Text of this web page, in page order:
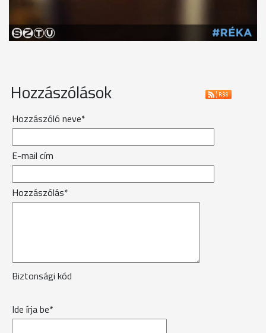
Hozzászólások
Hozzászóló neve*
E-mail cím
Hozzászólás*
Biztonsági kód
Ide írja be*